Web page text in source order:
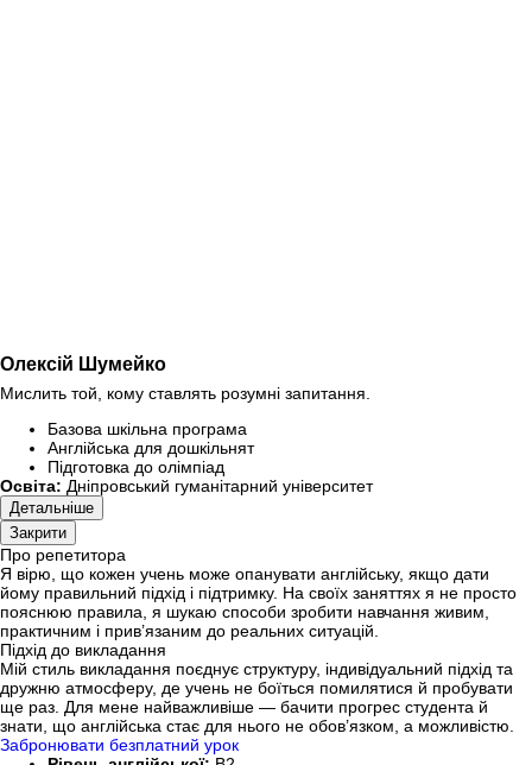
Олексій Шумейко
Мислить той, кому ставлять розумні запитання.
Базова шкільна програма
Англійська для дошкільнят
Підготовка до олімпіад
Освіта: Дніпровський гуманітарний університет
Детальніше
Закрити
Про репетитора
Я вірю, що кожен учень може опанувати англійську, якщо дати
йому правильний підхід і підтримку. На своїх заняттях я не просто
пояснюю правила, я шукаю способи зробити навчання живим,
практичним і прив’язаним до реальних ситуацій.
Підхід до викладання
Мій стиль викладання поєднує структуру, індивідуальний підхід та
дружню атмосферу, де учень не боїться помилятися й пробувати
ще раз. Для мене найважливіше — бачити прогрес студента й
знати, що англійська стає для нього не обов’язком, а можливістю.
Забронювати безплатний урок